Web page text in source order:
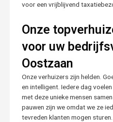
voor een vrijblijvend
Onze
voor uw
Oostzaan
Onze verhuizers zijn helden.
en intelligent. Iedere dag
met deze unieke mensen
pauwen zijn we omdat we ze
tevreden klanten mogen